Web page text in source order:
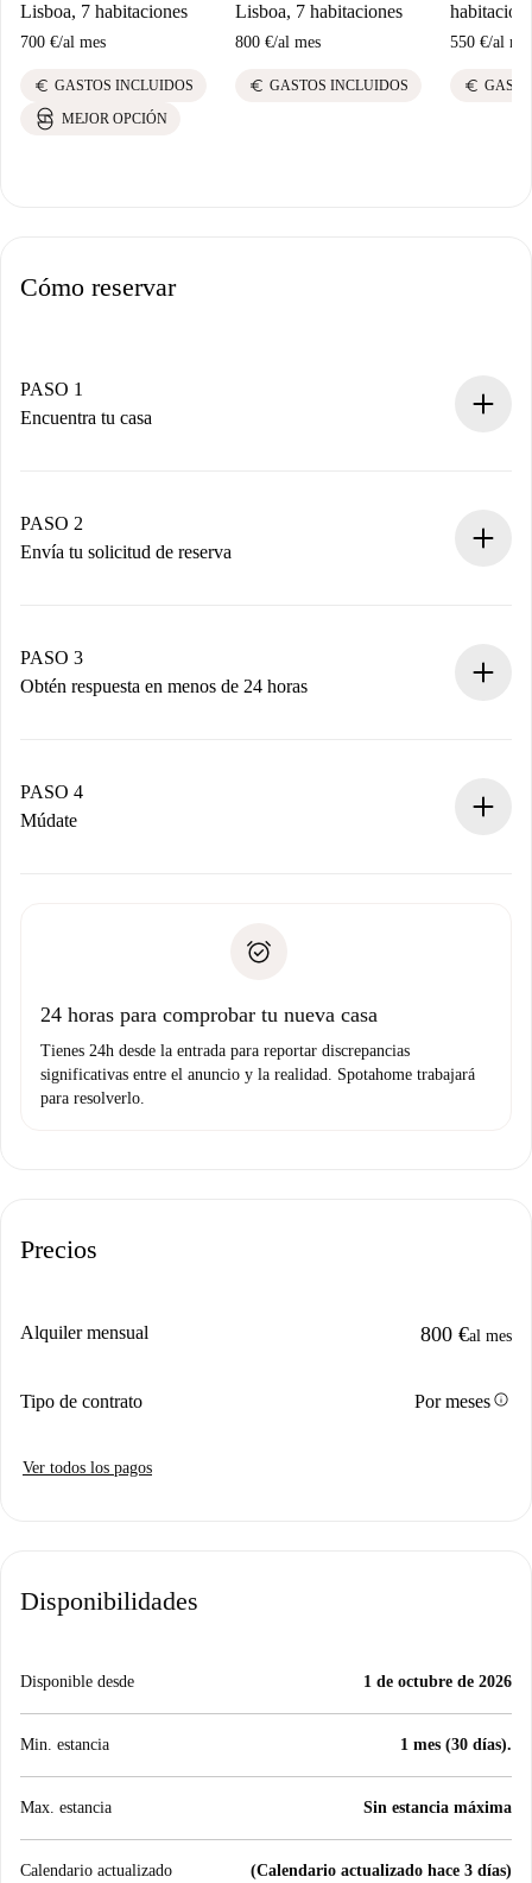
Lisboa, 7 habitaciones
700 €/al mes
euro GASTOS INCLUIDOS
MEJOR OPCIÓN
Lisboa, 7 habitaciones
800 €/al mes
euro GASTOS INCLUIDOS
550 €/al
euro
Cómo reservar
PASO 1
Encuentra tu casa
Tienes toda la información necesaria por adelantado.
PASO 2
Envía tu solicitud de reserva
propietario acepte.
PASO 3
Obtén respuesta en menos de 24 horas
contacto con el propietario.
Si es rechazada: No te haremos ningún cargo y te
Prueba de solvencia
PASO 4
Múdate
no nos comunicas ningún problema.
24 horas para comprobar tu nueva casa
Tienes 24h desde la entrada para reportar discrepancias
significativas entre el anuncio y la realidad. Spotahome trabajará
para resolverlo.
Precios
Alquiler mensual 800 €al mes
Tipo de contrato Por mesesinfo
Ver todos los pagos
Disponibilidades
Disponible desde 1 de octubre de 2026
Min. estancia 1 mes (30 días).
Max. estancia Sin estancia máxima
Calendario actualizado (Calendario actualizado hace 3 días)